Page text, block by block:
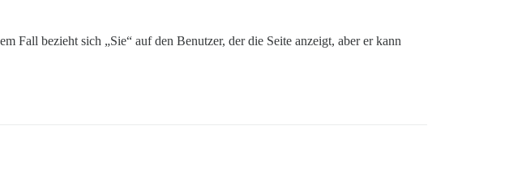
Fall bezieht sich „Sie“ auf den Benutzer, der die Seite anzeigt, aber er kann